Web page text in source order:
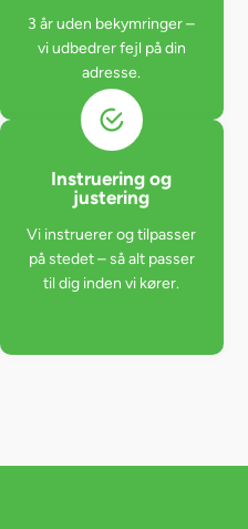
3 år uden bekymringer –
vi udbedrer fejl på din
adresse.
Instruering og
justering
Vi instruerer og tilpasser
på stedet – så alt passer
til dig inden vi kører.